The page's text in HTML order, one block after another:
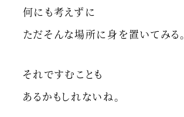
何にも考えずに
ただそんな場所に身を置いてみる。
それですむことも
あるかもしれないね。